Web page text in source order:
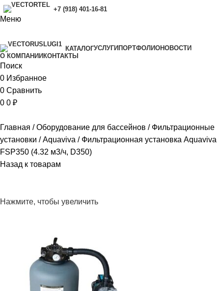
+7 (918) 401-16-81
Меню
КАТАЛОГУСЛУГИ ПОРТФОЛИОНОВОСТИ
O КОМПАНИИ КОНТАКТЫ
Поиск
0 Избранное
0 Сравнить
0 0 ₽
Главная Оборудование для бассейнов
Фильтрационные
установки
Aquaviva
Фильтрационная установка Aquaviva
FSP350 (4.32 м3/ч, D350)
Назад к товарам
Нажмите, чтобы увеличить